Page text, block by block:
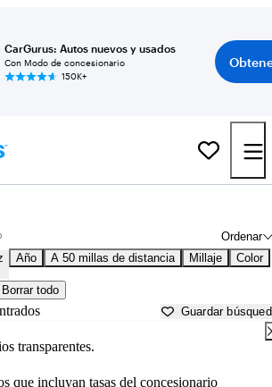
CarGurus: Autos nuevos y usados
Con Modo de concesionario
150K+
Ordenar
Año A 50 millas de distancia Millaje Color
Borrar todo
Guardar
transparentes.
que incluyan tasas del concesionario